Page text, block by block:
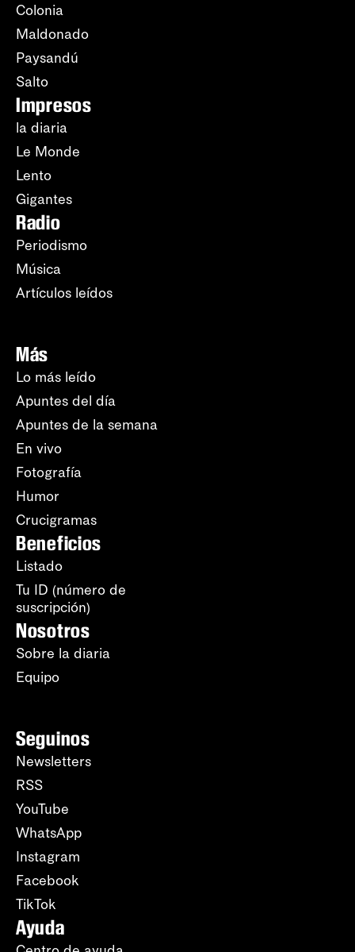
Colonia
Maldonado
Paysandú
Salto
Impresos
la diaria
Le Monde
Lento
Gigantes
Radio
Periodismo
Música
Artículos leídos
Más
Lo más leído
Apuntes del día
Apuntes de la semana
En vivo
Fotografía
Humor
Crucigramas
Beneficios
Listado
Tu ID (número de
suscripción)
Nosotros
Sobre la diaria
Equipo
Seguinos
Newsletters
RSS
YouTube
WhatsApp
Instagram
Facebook
TikTok
Ayuda